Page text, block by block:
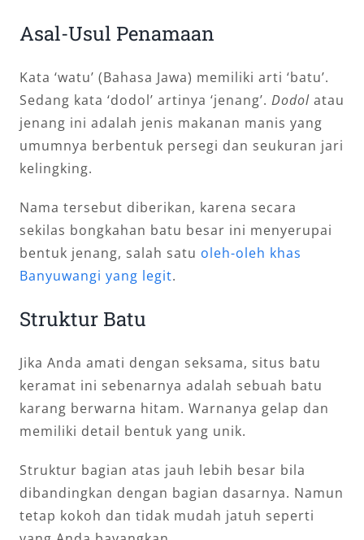
Asal-Usul Penamaan
Kata ‘watu’ (Bahasa Jawa) memiliki arti ‘batu’.
Sedang kata ‘dodol’ artinya ‘jenang’. Dodol atau
jenang ini adalah jenis makanan manis yang
umumnya berbentuk persegi dan seukuran jari
kelingking.
Nama tersebut diberikan, karena secara
sekilas bongkahan batu besar ini menyerupai
bentuk jenang, salah satu oleh-oleh khas
Banyuwangi yang legit.
Struktur Batu
Jika Anda amati dengan seksama, situs batu
keramat ini sebenarnya adalah sebuah batu
karang berwarna hitam. Warnanya gelap dan
memiliki detail bentuk yang unik.
Struktur bagian atas jauh lebih besar bila
dibandingkan dengan bagian dasarnya. Namun
tetap kokoh dan tidak mudah jatuh seperti